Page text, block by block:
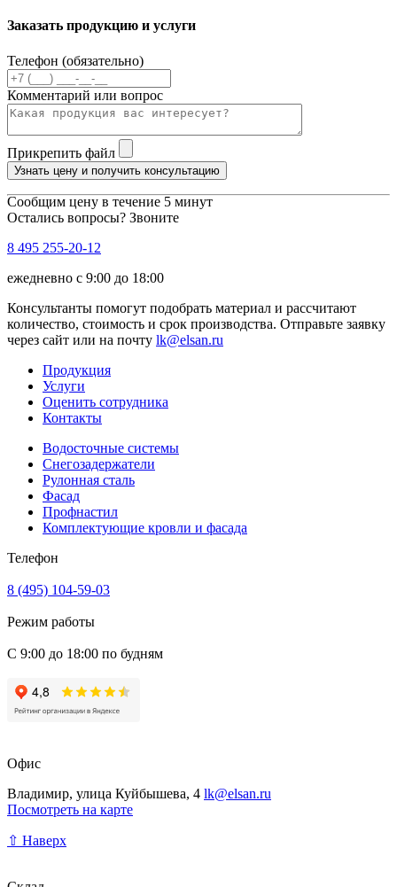
Заказать продукцию и услуги
Телефон (обязательно)
Комментарий или вопрос
Прикрепить файл
Узнать цену и получить консультацию
Сообщим цену в течение 5 минут
Остались вопросы? Звоните
8 495 255-20-12
ежедневно с 9:00 до 18:00
Консультанты помогут подобрать материал и рассчитают
количество, стоимость и срок производства. Отправьте заявку
через сайт или на почту lk@elsan.ru
Продукция
Услуги
Оценить сотрудника
Контакты
Водосточные системы
Снегозадержатели
Рулонная сталь
Фасад
Профнастил
Комплектующие кровли и фасада
Телефон
8 (495) 104-59-03
Режим работы
С 9:00 до 18:00 по будням
Офис
Владимир, улица Куйбышева, 4 lk@elsan.ru
Посмотреть на карте
⇧ Наверх